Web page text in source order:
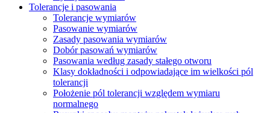
Tolerancje i pasowania
Tolerancje wymiarów
Pasowanie wymiarów
Zasady pasowania wymiarów
Dobór pasowań wymiarów
Pasowania według zasady stałego otworu
Klasy dokładności i odpowiadające im wielkości pól
tolerancji
Położenie pól tolerancji względem wymiaru
normalnego